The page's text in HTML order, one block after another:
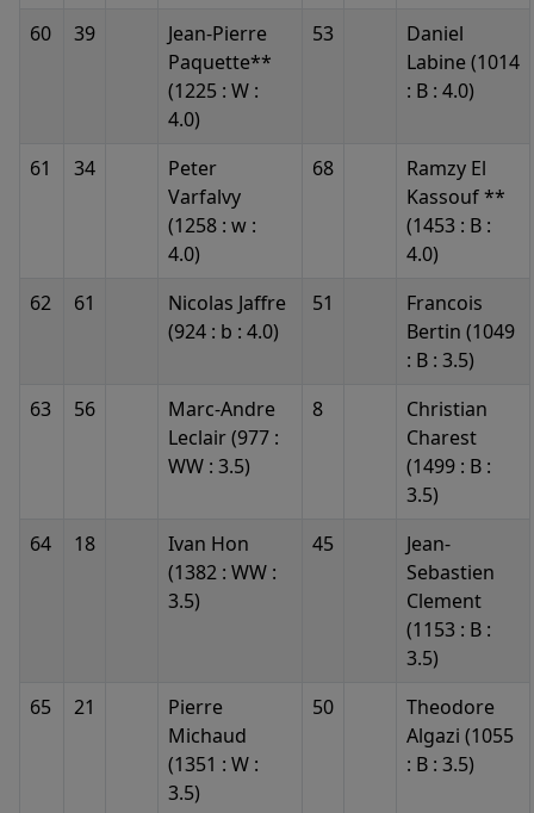
60 39
Jean-Pierre
Paquette**
(1225 : W :
4.0)
53
Daniel
Labine (1014
: B : 4.0)
61 34
Peter
Varfalvy
(1258 : w :
4.0)
68
Ramzy El
Kassouf **
(1453 : B :
4.0)
62
61
Nicolas Jaffre
(924 : b : 4.0)
51
Francois
Bertin (1049
: B : 3.5)
63
56
Marc-Andre
Leclair (977 :
WW : 3.5)
8
Christian
Charest
(1499 : B :
3.5)
64
18
Ivan Hon
(1382 : WW :
3.5)
45
Jean-
Sebastien
Clement
(1153 : B :
3.5)
65
21
Pierre
Michaud
(1351 : W :
3.5)
50
Theodore
Algazi (1055
: B : 3.5)